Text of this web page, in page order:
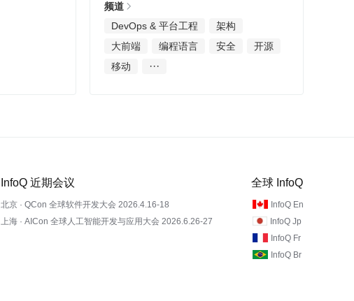
频道
DevOps & 平台工程
架构
大前端
编程语言 安全
开源
移动
···
InfoQ 近期会议
北京 · QCon 全球软件开发大会 2026.4.16-18
上海 · AICon 全球人工智能开发与应用大会 2026.6.26-27
全球 InfoQ
InfoQ En
InfoQ Jp
InfoQ Fr
InfoQ Br